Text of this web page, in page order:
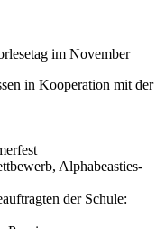
im November
in Kooperation mit der
Alphabeasties-
der Schule: